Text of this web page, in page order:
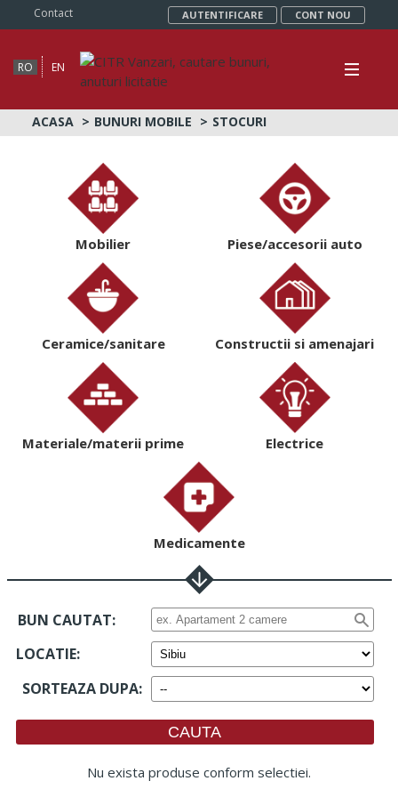
Contact AUTENTIFICARE CONT NOU
RO EN
ACASA BUNURI MOBILE STOCURI
Mobilier Piese/accesorii auto
Ceramice/sanitare Constructii si amenajari
Materiale/materii prime Electrice
Medicamente
BUN CAUTAT:
LOCATIE:
SORTEAZA DUPA:
Nu exista produse conform selectiei.